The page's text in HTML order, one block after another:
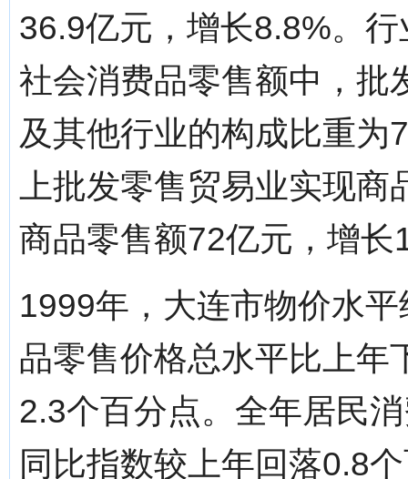
36.9亿元，增长8.8%。
社会消费品零售额中，批
及其他行业的构成比重
上批发零售贸易业实现
商品零售额72亿元，增长
1999年，大连市物价水
品零售价格总水平比上年
2.3个百分点。全年居民
同比指数较上年回落0.8